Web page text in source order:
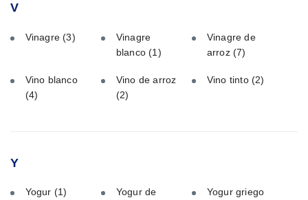
V
Vinagre(3)
Vinagre
blanco(1)
Vinagre de
arroz(7)
Vino blanco
(4)
Vino de arroz
(2)
Vino tinto(2)
Y
Yogur (1)
Yogur de
Yogur griego